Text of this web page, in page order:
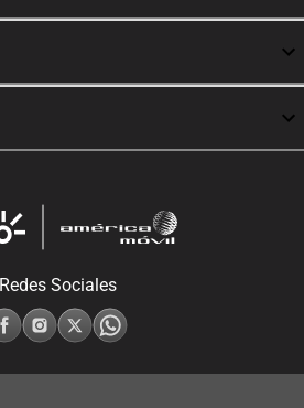
Redes Sociales